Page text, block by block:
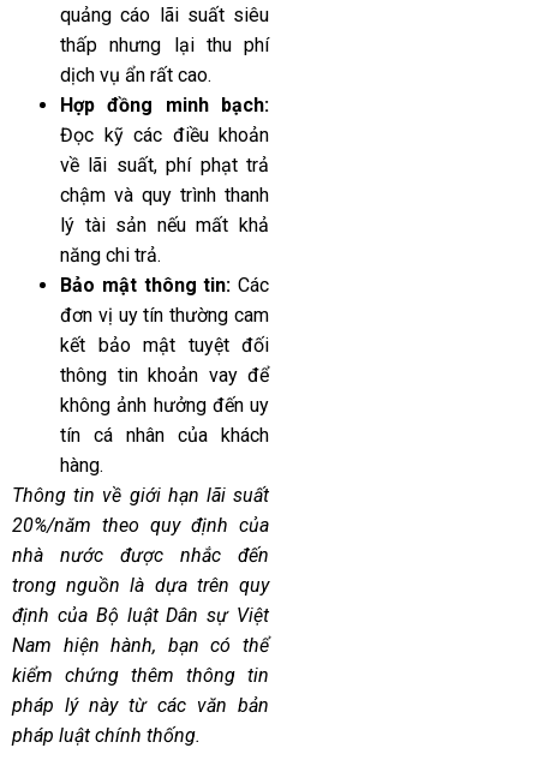
quảng cáo lãi suất siêu
thấp nhưng lại thu phí
dịch vụ ẩn rất cao.
Hợp đồng minh bạch:
Đọc kỹ các điều khoản
về lãi suất, phí phạt trả
chậm và quy trình thanh
lý tài sản nếu mất khả
năng chi trả.
Bảo mật thông tin: Các
đơn vị uy tín thường cam
kết bảo mật tuyệt đối
thông tin khoản vay để
không ảnh hưởng đến uy
tín cá nhân của khách
hàng.
Thông tin về giới hạn lãi suất
20%/năm theo quy định của
nhà nước được nhắc đến
trong nguồn là dựa trên quy
định của Bộ luật Dân sự Việt
Nam hiện hành, bạn có thể
kiểm chứng thêm thông tin
pháp lý này từ các văn bản
pháp luật chính thống.